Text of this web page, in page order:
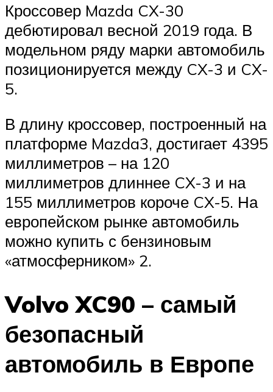
Кроссовер Mazda CX-30
дебютировал весной 2019 года. В
модельном ряду марки автомобиль
позиционируется между CX-3 и CX-
5.
В длину кроссовер, построенный на
платформе Mazda3, достигает 4395
миллиметров – на 120
миллиметров длиннее CX-3 и на
155 миллиметров короче CX-5. На
европейском рынке автомобиль
можно купить с бензиновым
«атмосферником» 2.
Volvo XC90 – самый
безопасный
автомобиль в Европе